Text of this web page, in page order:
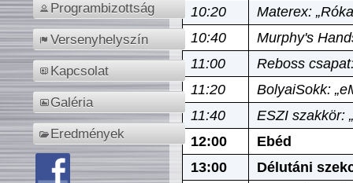
Programbizottság
Versenyhelyszín
Kapcsolat
Galéria
Eredmények
10:20
Materex:
10:40
Murphy's
11:00
Reboss
11:20
BolyaiSokk:
11:40
ESZI szakkör:
12:00
Ebéd
13:00
Délutáni